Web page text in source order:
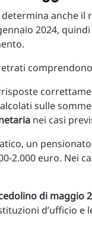
anche il
2024,
sulle
nei casi
un
2.000 euro. Nei
di maggio
d’ufficio